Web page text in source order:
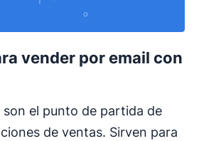
vender por email con
son el punto de partida de
de ventas. Sirven para